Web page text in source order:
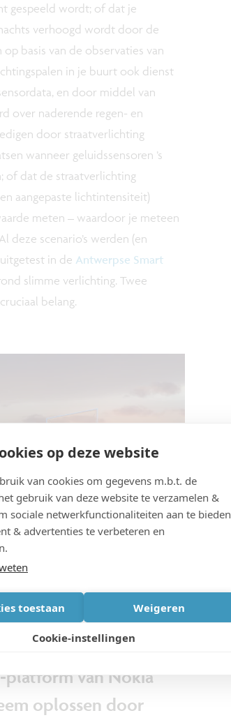
op deze website
van cookies om gegevens m.b.t. de
gebruik van deze website te verzamelen &
sociale netwerkfunctionaliteiten aan te bieden
& advertenties te verbeteren en
toestaan Weigeren
Cookie-instellingen
gespeeld wordt; of dat je
verhoogd wordt door de
basis van de observaties van
in je buurt ook dienst
en door middel van
over naderende regen- en
door straatverlichting
wanneer geluidssensoren ’s
of dat de straatverlichting
aangepaste lichtintensiteit)
meten – waardoor je meteen
deze scenario’s werden (en
in de Antwerpse Smart
slimme verlichting. Twee
belang.
is een van de
platform van Nokia
oplossen door